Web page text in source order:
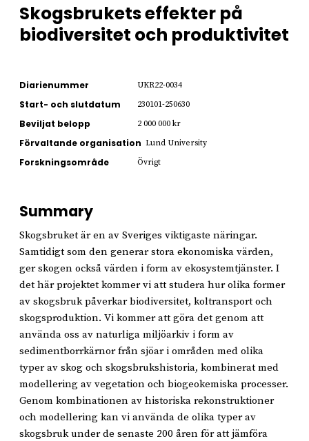
Skogsbrukets effekter på
biodiversitet och produktivitet
Diarienummer UKR22-0034
Start- och slutdatum 230101-250630
Beviljat belopp 2 000 000 kr
Förvaltande organisation Lund University
Forskningsområde Övrigt
Summary
Skogsbruket är en av Sveriges viktigaste näringar.
Samtidigt som den generar stora ekonomiska värden,
ger skogen också värden i form av ekosystemtjänster. I
det här projektet kommer vi att studera hur olika former
av skogsbruk påverkar biodiversitet, koltransport och
skogsproduktion. Vi kommer att göra det genom att
använda oss av naturliga miljöarkiv i form av
sedimentborrkärnor från sjöar i områden med olika
typer av skog och skogsbrukshistoria, kombinerat med
modellering av vegetation och biogeokemiska processer.
Genom kombinationen av historiska rekonstruktioner
och modellering kan vi använda de olika typer av
skogsbruk under de senaste 200 åren för att jämföra